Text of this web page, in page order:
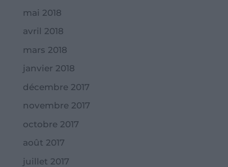
mai 2018
avril 2018
mars 2018
janvier 2018
décembre 2017
novembre 2017
octobre 2017
août 2017
juillet 2017